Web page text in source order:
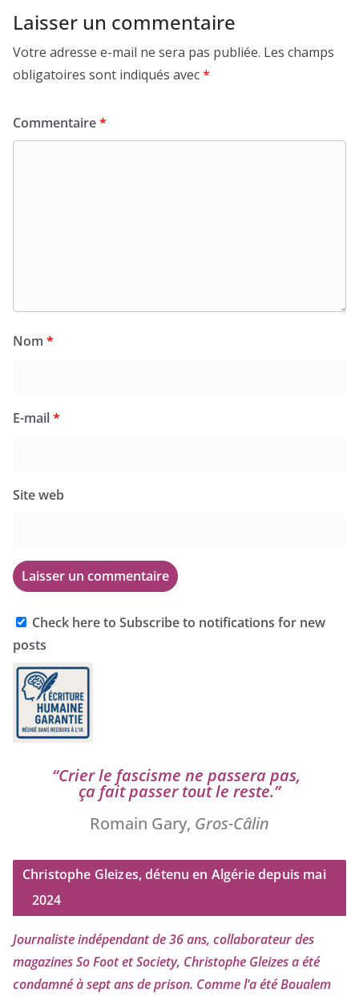
Laisser un commentaire
Votre adresse e-mail ne sera pas publiée. Les champs
obligatoires sont indiqués avec*
Commentaire*
Nom *
E-mail*
Site web
Check here to Subscribe to notifications for new
posts
“Crier le fas­cisme ne pas­se­ra pas,
ça fait pas­ser tout le reste.”
Romain Gary, Gros-Câlin
Christophe Gleizes, détenu en Algérie depuis mai
2024
Journaliste indé­pen­dant de36ans, col­la­bo­ra­teur des
maga­zines So Foot et Society, Christophe Gleizesa été
condam­né à sept ans de pri­son. Comme l’a été Boualem